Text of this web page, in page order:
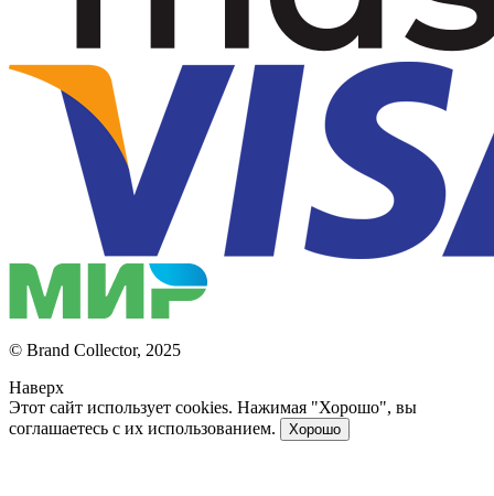
© Brand Collector, 2025
Наверх
Этот сайт использует cookies. Нажимая "Хорошо", вы
соглашаетесь с их использованием.
Хорошо